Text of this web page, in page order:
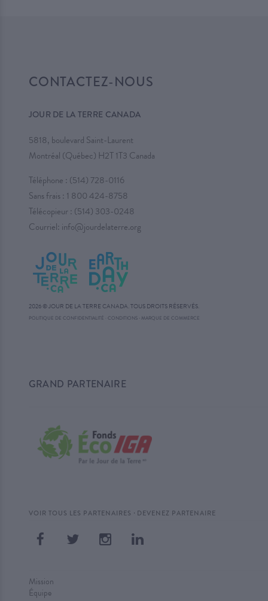
CONTACTEZ-NOUS
JOUR DE LA TERRE CANADA
5818, boulevard Saint-Laurent
Montréal (Québec) H2T 1T3 Canada
Téléphone : (514) 728-0116
Sans frais : 1 800 424-8758
Télécopieur : (514) 303-0248
Courriel: info@jourdelaterre.org
2026 © JOUR DE LA TERRE CANADA. TOUS DROITS RÉSERVÉS.
POLITIQUE DE CONFIDENTIALITÉ CONDITIONS·MARQUE DE COMMERCE
GRAND PARTENAIRE
VOIR TOUS LES PARTENAIRES · DEVENEZ PARTENAIRE
Mission
Équipe